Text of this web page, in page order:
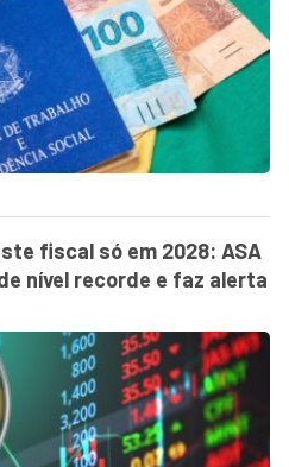
fiscal só em 2028: ASA
nível recorde e faz alerta